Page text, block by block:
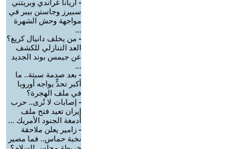
- أريانا غراندي وبريتني
سبيرز وجاستن بيبر في
مواجهة وحش الشهرة
...
- من يخلف دانيال كريغ؟
العد التنازلي للكشف
عن جيمس بوند الجديد
...
- بعد صدمة سبتة.. ما
أكبر تحدٍّ يواجه أوروبا
في ملف الهجرة؟
- إصابات لا تُرى.. حرب
إيران تعيد فتح ملف
أدمغة الجنود الأمريك ...
- زامير يعلن ملاحقة
نخبة حماس.. فما مصير